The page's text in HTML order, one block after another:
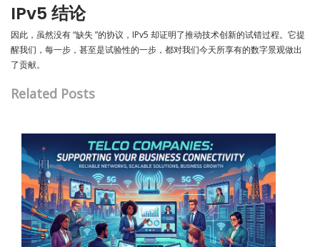
IPv5 结论
因此，虽然没有 “缺失 ”的协议，IPv5 却证明了推动技术创新的试错过程。它提
醒我们，每一步，甚至是试验性的一步，都对我们今天所享有的数字景观做出
了贡献。
Related Posts